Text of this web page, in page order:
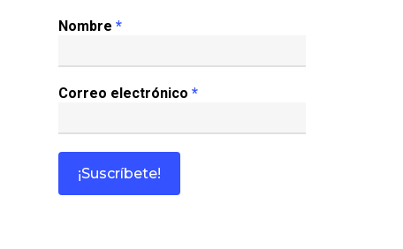
Nombre *
Correo electrónico *